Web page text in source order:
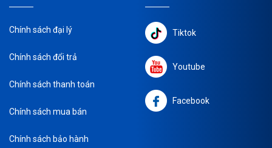
Chính sách đại lý
Chính sách đổi trả
Chính sách thanh toán
Chính sách mua bán
Chính sách bảo hành
Tiktok
Youtube
Facebook